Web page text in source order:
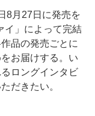
8月27日に発売を
イ」によって完結
品の発売ごとに
お届けする。い
ロングインタビ
だきたい。